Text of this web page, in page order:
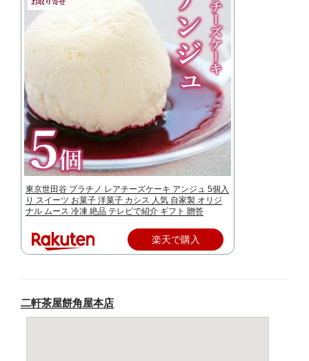
東京世田谷 プラチノ レアチーズケーキ アンジュ 5個入
り スイーツ お菓子 洋菓子 カシス 人気 自家製 オリジ
ナル ムース 冷凍 絶品 テレビで紹介 ギフト 贈答
楽天で購入
二軒茶屋餅角屋本店